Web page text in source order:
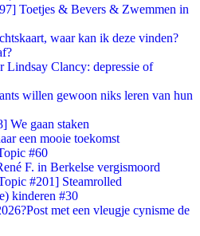
Toetjes & Bevers & Zwemmen in
waar kan ik deze vinden?
Lindsay Clancy: depressie of
willen gewoon niks leren van hun
We gaan staken
een mooie toekomst
#60
F. in Berkelse vergismoord
#201] Steamrolled
kinderen #30
met een vleugje cynisme de